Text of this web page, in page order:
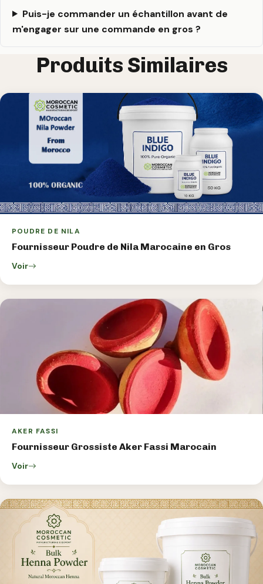
Puis-je commander un échantillon avant de
m'engager sur une commande en gros ?
Produits Similaires
POUDRE DE NILA
Fournisseur Poudre de Nila Marocaine en Gros
Voir
AKER FASSI
Fournisseur Grossiste Aker Fassi Marocain
Voir